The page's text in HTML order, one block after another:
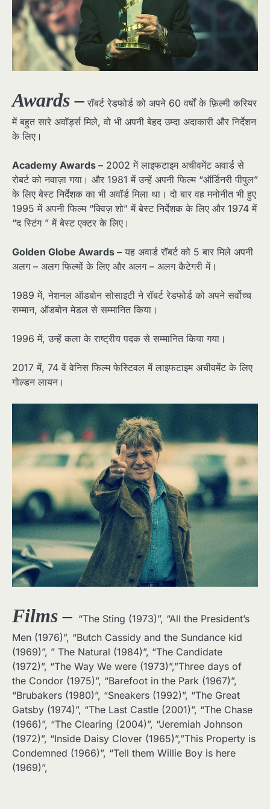
Awards – रॉबर्ट रेडफोर्ड को अपने 60 वर्षों के फ़िल्मी करियर
में बहुत सारे अवॉर्ड्स मिले, वो भी अपनी बेहद उम्दा अदाकारी और निर्देशन
के लिए।
Academy Awards – 2002 में लाइफटाइम अचीवमेंट अवार्ड से
रोबर्ट को नवाज़ा गया। और 1981 में उन्हें अपनी फिल्म “ऑर्डिनरी पीपुल”
के लिए बेस्ट निर्देशक का भी अवॉर्ड मिला था। दो बार वह मनोनीत भी हुए
1995 में अपनी फिल्म “क्विज़ शो” में बेस्ट निर्देशक के लिए और 1974 में
“द स्टिंग ” में बेस्ट एक्टर के लिए।
Golden Globe Awards – यह अवार्ड रॉबर्ट को 5 बार मिले अपनी
अलग – अलग फिल्मों के लिए और अलग – अलग कैटेगरी में।
1989 में, नेशनल ऑडबोन सोसाइटी ने रॉबर्ट रेडफोर्ड को अपने सर्वोच्च
सम्मान, ऑडबोन मेडल से सम्मानित किया।
1996 में, उन्हें कला के राष्ट्रीय पदक से सम्मानित किया गया।
2017 में, 74 वें वेनिस फिल्म फेस्टिवल में लाइफटाइम अचीवमेंट के लिए
गोल्डन लायन।
Films – “The Sting (1973)”, “All the President’s
Men (1976)”, “Butch Cassidy and the Sundance kid
(1969)”, ” The Natural (1984)”, “The Candidate
(1972)”, “The Way We were (1973)”,”Three days of
the Condor (1975)”, “Barefoot in the Park (1967)”,
“Brubakers (1980)”, “Sneakers (1992)”, “The Great
Gatsby (1974)”, “The Last Castle (2001)”, “The Chase
(1966)”, “The Clearing (2004)”, “Jeremiah Johnson
(1972)”, “Inside Daisy Clover (1965)”,”This Property is
Condemned (1966)”, “Tell them Willie Boy is here
(1969)”,